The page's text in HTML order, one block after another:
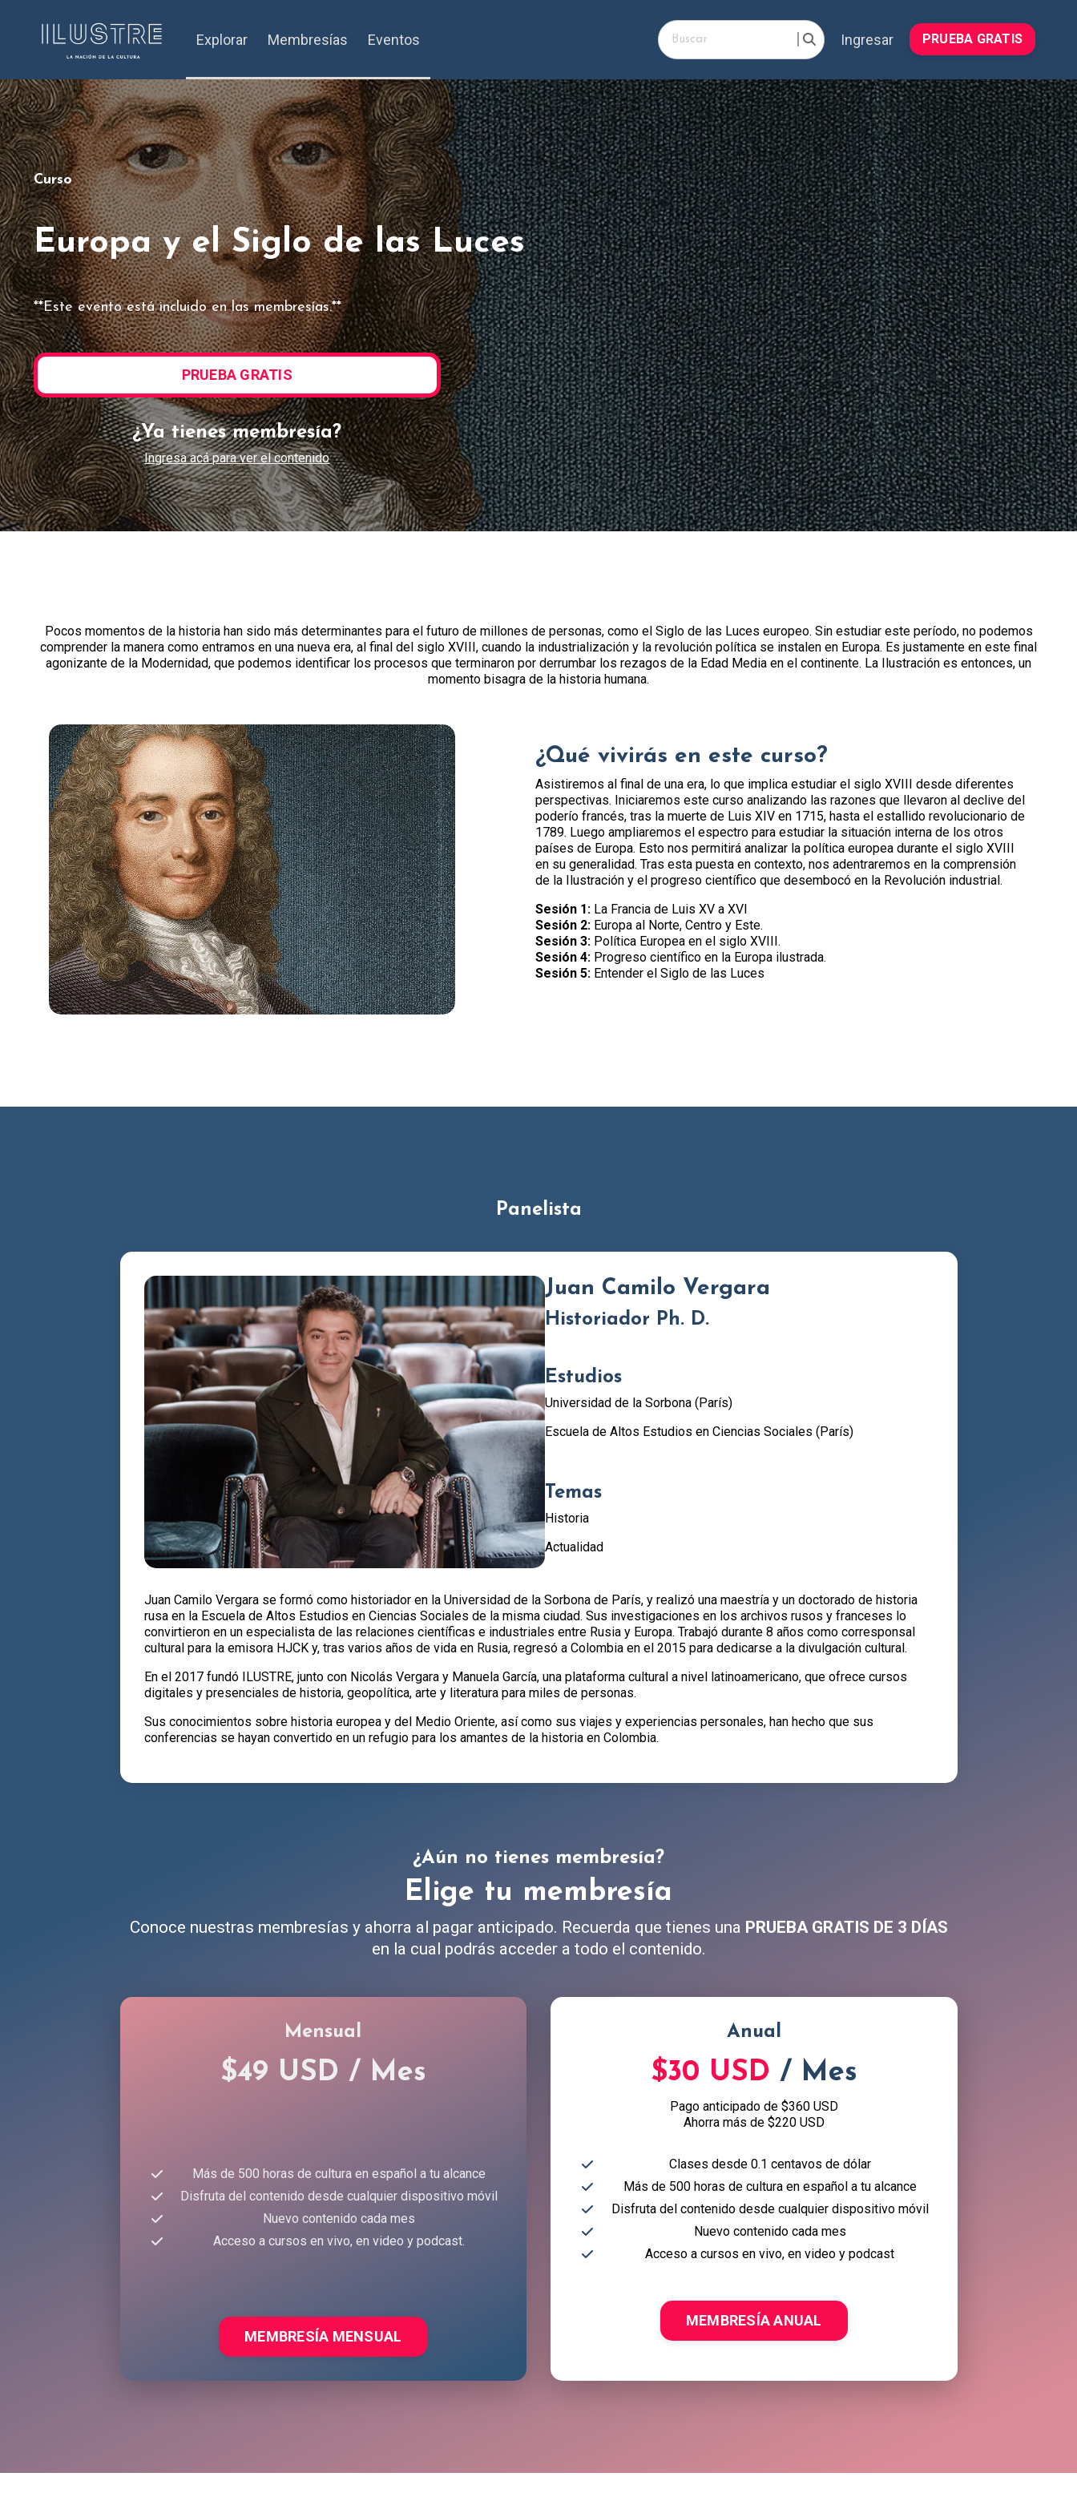
Explorar Membresías Eventos Ingresar PRUEBA GRATIS
Curso
Europa y el Siglo de las Luces
**Este evento está incluido en las membresías.**
PRUEBA GRATIS
¿Ya tienes membresía?
Ingresa acá para ver el contenido
Pocos momentos de la historia han sido más determinantes para el futuro de millones de personas, como el Siglo de las Luces europeo. Sin estudiar este período, no podemos
comprender la manera como entramos en una nueva era, al final del siglo XVIII, cuando la industrialización y la revolución política se instalen en Europa. Es justamente en este final
agonizante de la Modernidad, que podemos identificar los procesos que terminaron por derrumbar los rezagos de la Edad Media en el continente. La Ilustración es entonces, un
momento bisagra de la historia humana.
¿Qué vivirás en este curso?
Asistiremos al final de una era, lo que implica estudiar el siglo XVIII desde diferentes
perspectivas. Iniciaremos este curso analizando las razones que llevaron al declive del
poderío francés, tras la muerte de Luis XIV en 1715, hasta el estallido revolucionario de
1789. Luego ampliaremos el espectro para estudiar la situación interna de los otros
países de Europa. Esto nos permitirá analizar la política europea durante el siglo XVIII
en su generalidad. Tras esta puesta en contexto, nos adentraremos en la comprensión
de la Ilustración y el progreso científico que desembocó en la Revolución industrial.
Sesión 1: La Francia de Luis XV a XVI
Sesión 2: Europa al Norte, Centro y Este.
Sesión 3: Política Europea en el siglo XVIII.
Sesión 4: Progreso científico en la Europa ilustrada.
Sesión 5: Entender el Siglo de las Luces
Panelista
Juan Camilo Vergara
Historiador Ph. D.
Estudios
Universidad de la Sorbona (París)
Escuela de Altos Estudios en Ciencias Sociales (París)
Temas
Historia
Actualidad
Juan Camilo Vergara se formó como historiador en la Universidad de la Sorbona de París, y realizó una maestría y un doctorado de historia
rusa en la Escuela de Altos Estudios en Ciencias Sociales de la misma ciudad. Sus investigaciones en los archivos rusos y franceses lo
convirtieron en un especialista de las relaciones científicas e industriales entre Rusia y Europa. Trabajó durante 8 años como corresponsal
cultural para la emisora HJCK y, tras varios años de vida en Rusia, regresó a Colombia en el 2015 para dedicarse a la divulgación cultural.
En el 2017 fundó ILUSTRE, junto con Nicolás Vergara y Manuela García, una plataforma cultural a nivel latinoamericano, que ofrece cursos
digitales y presenciales de historia, geopolítica, arte y literatura para miles de personas.
Sus conocimientos sobre historia europea y del Medio Oriente, así como sus viajes y experiencias personales, han hecho que sus
conferencias se hayan convertido en un refugio para los amantes de la historia en Colombia.
¿Aún no tienes membresía?
Elige tu membresía
Conoce nuestras membresías y ahorra al pagar anticipado. Recuerda que tienes una PRUEBA GRATIS DE 3 DÍAS
en la cual podrás acceder a todo el contenido.
Mensual
$49 USD / Mes
Más de 500 horas de cultura en español a tu alcance
Disfruta del contenido desde cualquier dispositivo móvil
Nuevo contenido cada mes
Acceso a cursos en vivo, en video y podcast.
MEMBRESÍA MENSUAL
Anual
$30 USD / Mes
Pago anticipado de $360 USD
Ahorra más de $220 USD
Clases desde 0.1 centavos de dólar
Más de 500 horas de cultura en español a tu alcance
Disfruta del contenido desde cualquier dispositivo móvil
Nuevo contenido cada mes
Acceso a cursos en vivo, en video y podcast
MEMBRESÍA ANUAL